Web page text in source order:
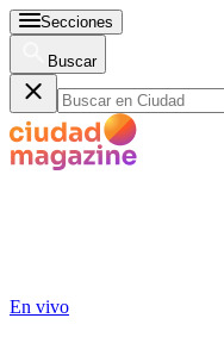
Secciones
Buscar
En vivo